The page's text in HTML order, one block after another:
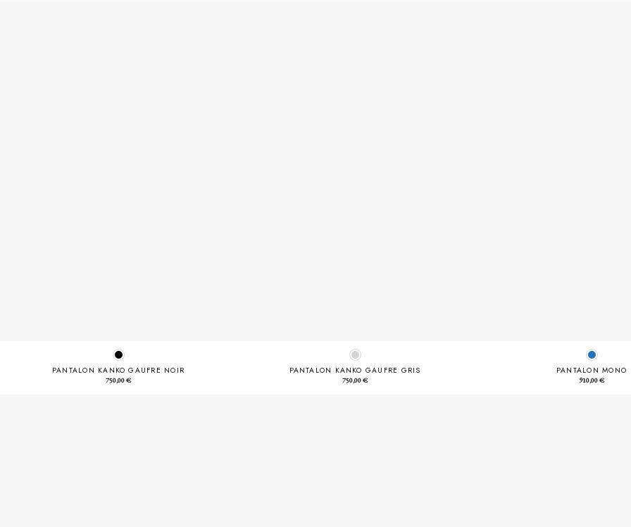
PANTALON KANKO GAUFRE NOIR
750,00€
PANTALON KANKO GAUFRE GRIS
750,00€
PANTALON MONO
910,00€